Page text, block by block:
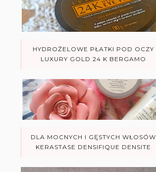
HYDROŻELOWE PŁATKI POD OCZY
LUXURY GOLD 24 K BERGAMO
DLA MOCNYCH I GĘSTYCH WŁOSÓW
KERASTASE DENSIFIQUE DENSITE